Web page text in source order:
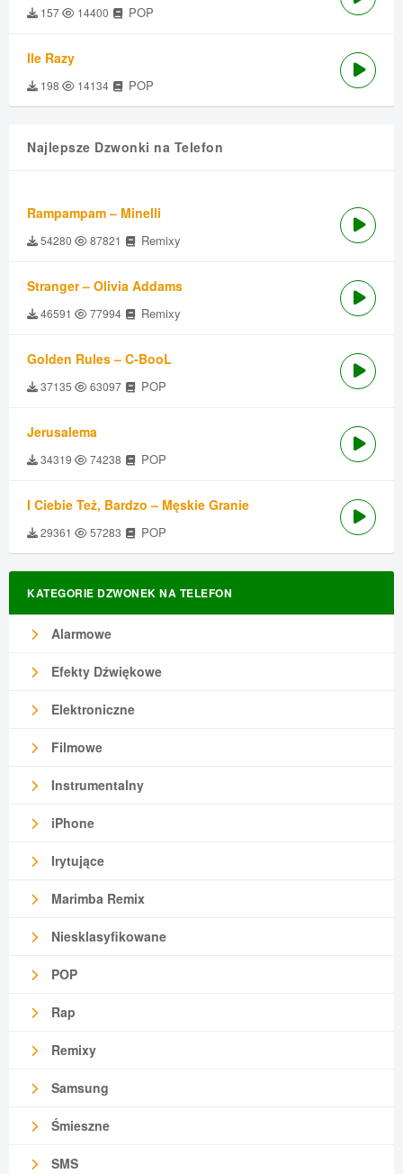
157 14400 POP
Ile Razy
198 14134 POP
Najlepsze Dzwonki na Telefon
Rampampam – Minelli
54280 87821 Remixy
Stranger – Olivia Addams
46591 77994 Remixy
Golden Rules – C-BooL
37135 63097 POP
Jerusalema
34319 74238 POP
I Ciebie Też, Bardzo – Męskie Granie
29361 57283 POP
KATEGORIE DZWONEK NA TELEFON
Alarmowe
Efekty Dźwiękowe
Elektroniczne
Filmowe
Instrumentalny
iPhone
Irytujące
Marimba Remix
Niesklasyfikowane
POP
Rap
Remixy
Samsung
Śmieszne
SMS